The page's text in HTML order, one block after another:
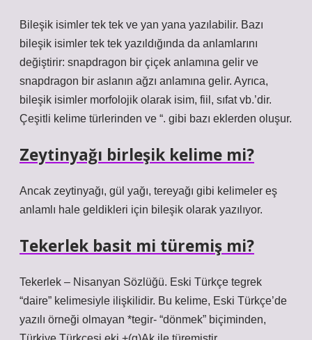
Bileşik isimler tek tek ve yan yana yazılabilir. Bazı
bileşik isimler tek tek yazıldığında da anlamlarını
değiştirir: snapdragon bir çiçek anlamına gelir ve
snapdragon bir aslanın ağzı anlamına gelir. Ayrıca,
bileşik isimler morfolojik olarak isim, fiil, sıfat vb.’dir.
Çeşitli kelime türlerinden ve “. gibi bazı eklerden oluşur.
Zeytinyağı birleşik kelime mi?
Ancak zeytinyağı, gül yağı, tereyağı gibi kelimeler eş
anlamlı hale geldikleri için bileşik olarak yazılıyor.
Tekerlek basit mi türemiş mi?
Tekerlek – Nisanyan Sözlüğü. Eski Türkçe tegrek
“daire” kelimesiyle ilişkilidir. Bu kelime, Eski Türkçe’de
yazılı örneği olmayan *tegir- “dönmek” biçiminden,